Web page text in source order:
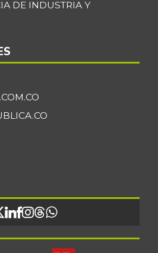
DE INDUSTRIA Y